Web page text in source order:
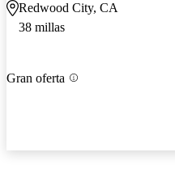
Redwood City, CA
38 millas
Gran oferta